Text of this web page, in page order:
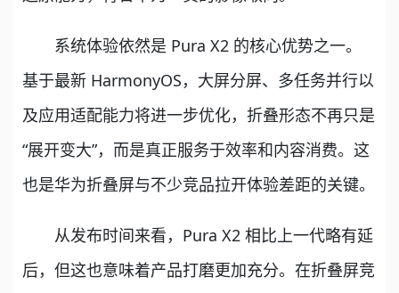
系统体验依然是 Pura X2 的核心优势之一。
基于最新 HarmonyOS，大屏分屏、多任务并行以
及应用适配能力将进一步优化，折叠形态不再只是
“展开变大”，而是真正服务于效率和内容消费。这
也是华为折叠屏与不少竞品拉开体验差距的关键。
从发布时间来看，Pura X2 相比上一代略有延
后，但这也意味着产品打磨更加充分。在折叠屏竞